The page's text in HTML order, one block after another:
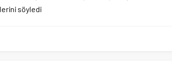
söyledi